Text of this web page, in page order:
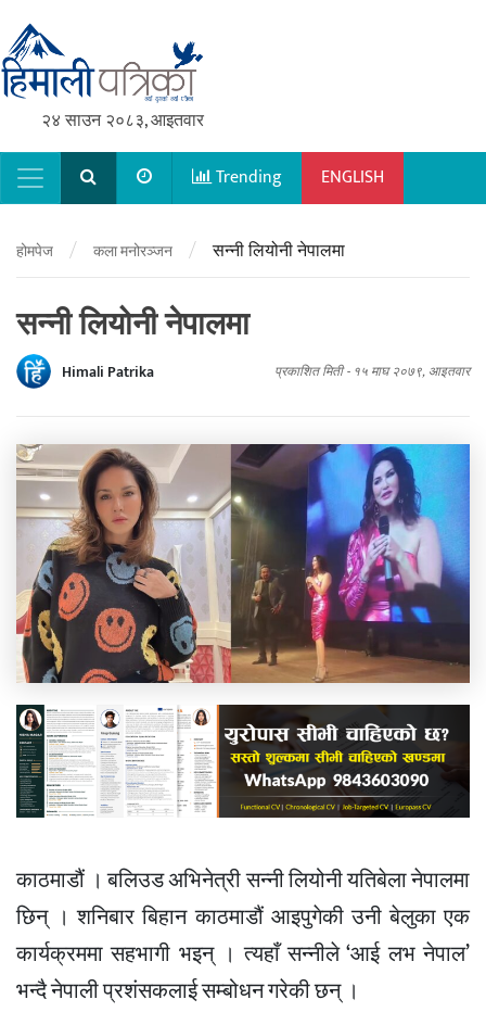
२४ साउन २०८३, आइतवार
Main NavigationTrending ENGLISH
होमपेज / कला मनोरञ्जन / सन्नी लियोनी नेपालमा
सन्नी लियोनी नेपालमा
Himali Patrika प्रकाशित मिती - १५ माघ २०७९, आइतवार
काठमाडौं । बलिउड अभिनेत्री सन्नी लियोनी यतिबेला नेपालमा
छिन् । शनिबार बिहान काठमाडौं आइपुगेकी उनी बेलुका एक
कार्यक्रममा सहभागी भइन् । त्यहाँ सन्नीले ‘आई लभ नेपाल’
भन्दै नेपाली प्रशंसकलाई सम्बोधन गरेकी छन् ।